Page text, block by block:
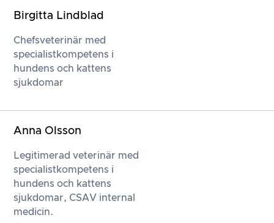
Birgitta Lindblad
Chefsveterinär med
specialistkompetens i
hundens och kattens
sjukdomar
Anna Olsson
Legitimerad veterinär med
specialistkompetens i
hundens och kattens
sjukdomar, CSAV internal
medicin.